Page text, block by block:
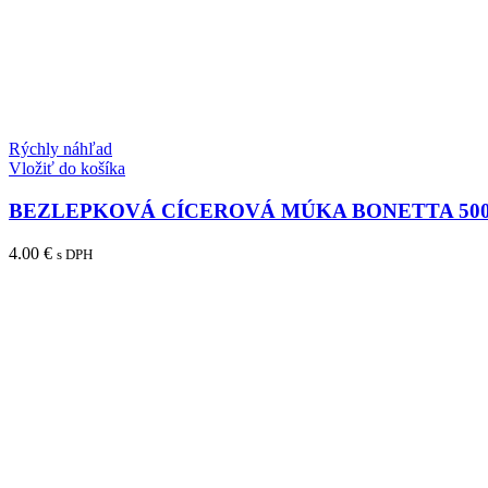
Rýchly náhľad
Vložiť do košíka
BEZLEPKOVÁ CÍCEROVÁ MÚKA BONETTA
4.00 € s DPH